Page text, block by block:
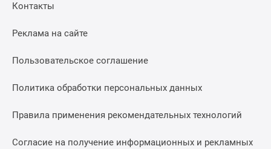
Контакты
Реклама на сайте
Пользовательское соглашение
Политика обработки персональных данных
Правила применения рекомендательных технологий
Согласие на получение информационных и рекламных